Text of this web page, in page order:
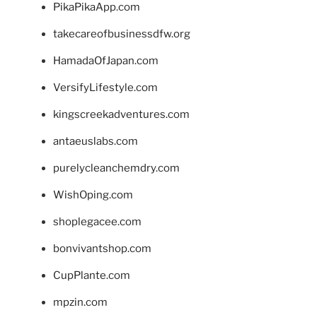
PikaPikaApp.com
takecareofbusinessdfw.org
HamadaOfJapan.com
VersifyLifestyle.com
kingscreekadventures.com
antaeuslabs.com
purelycleanchemdry.com
WishOping.com
shoplegacee.com
bonvivantshop.com
CupPlante.com
mpzin.com